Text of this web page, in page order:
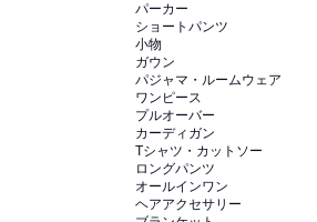
パーカー
ショートパンツ
小物
ガウン
パジャマ・ルームウェア
ワンピース
プルオーバー
カーディガン
Tシャツ・カットソー
ロングパンツ
オールインワン
ヘアアクセサリー